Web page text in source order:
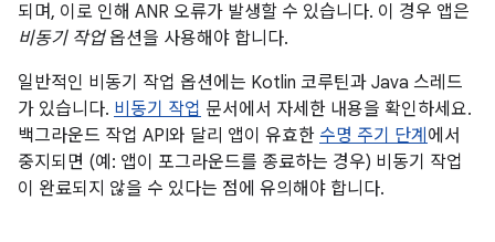
되며, 이로 인해 ANR 오류가 발생할 수 있습니다. 이 경우 앱은
비동기 작업옵션을 사용해야 합니다.
일반적인 비동기 작업 옵션에는 Kotlin 코루틴과 Java 스레드
가 있습니다. 비동기 작업 문서에서 자세한 내용을 확인하세요.
백그라운드 작업 API와 달리 앱이 유효한 수명 주기 단계 에서
중지되면 (예: 앱이 포그라운드를 종료하는 경우) 비동기 작업
이 완료되지 않을 수 있다는 점에 유의해야 합니다.